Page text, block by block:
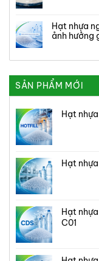
Hạt nhựa
ảnh hưởng
SẢN PHẨM MỚI
Hạt
Hạt
Hạt
C01